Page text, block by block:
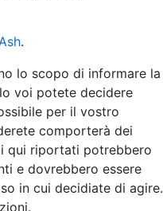
.
lo scopo di informare la
voi potete decidere
per il vostro
comporterà dei
qui riportati potrebbero
e dovrebbero essere
in cui decidiate di agire.